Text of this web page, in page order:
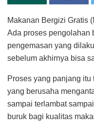
Makanan Bergizi Gratis
Ada proses pengolahan
pengemasan yang
sebelum akhirnya bisa
Proses yang panjang
yang berusaha
sampai terlambat
buruk bagi kualitas